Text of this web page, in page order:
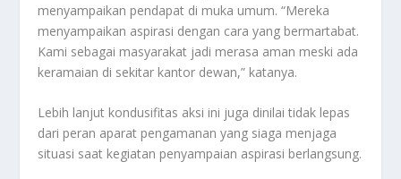
menyampaikan pendapat di muka umum. “Mereka
menyampaikan aspirasi dengan cara yang bermartabat.
Kami sebagai masyarakat jadi merasa aman meski ada
keramaian di sekitar kantor dewan,” katanya.
Lebih lanjut kondusifitas aksi ini juga dinilai tidak lepas
dari peran aparat pengamanan yang siaga menjaga
situasi saat kegiatan penyampaian aspirasi berlangsung.